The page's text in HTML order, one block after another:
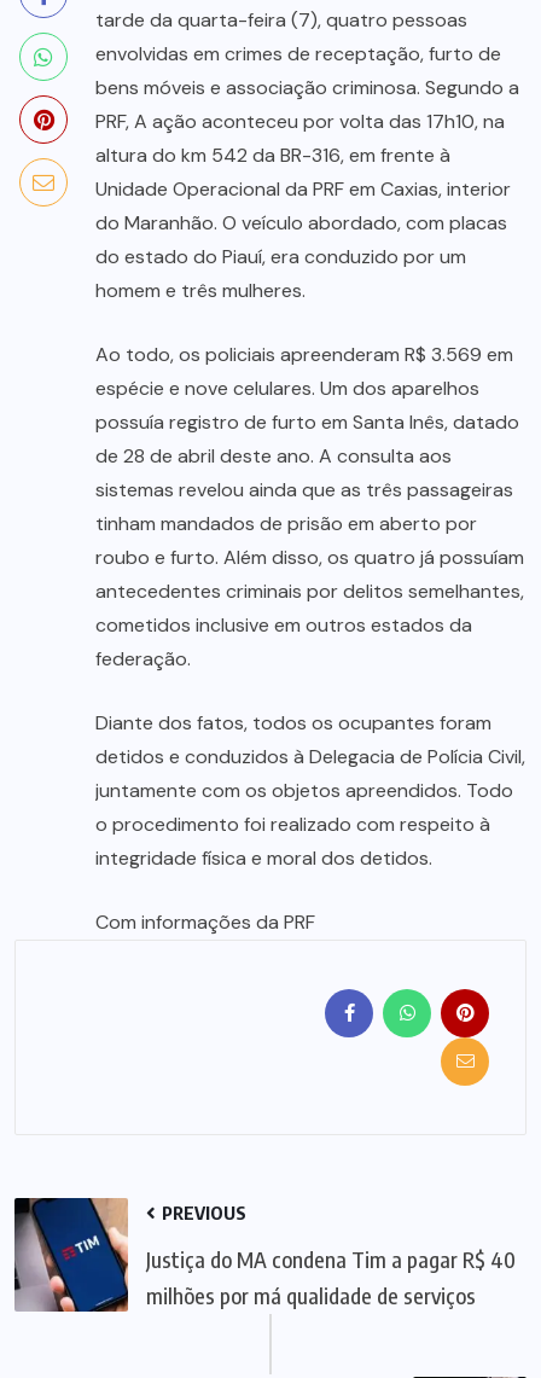
tarde da quarta-feira (7), quatro pessoas
envolvidas em crimes de receptação, furto de
bens móveis e associação criminosa. Segundo a
PRF, A ação aconteceu por volta das 17h10, na
altura do km 542 da BR-316, em frente à
Unidade Operacional da PRF em Caxias, interior
do Maranhão. O veículo abordado, com placas
do estado do Piauí, era conduzido por um
homem e três mulheres.
Ao todo, os policiais apreenderam R$ 3.569 em
espécie e nove celulares. Um dos aparelhos
possuía registro de furto em Santa Inês, datado
de 28 de abril deste ano. A consulta aos
sistemas revelou ainda que as três passageiras
tinham mandados de prisão em aberto por
roubo e furto. Além disso, os quatro já possuíam
antecedentes criminais por delitos semelhantes,
cometidos inclusive em outros estados da
federação.
Diante dos fatos, todos os ocupantes foram
detidos e conduzidos à Delegacia de Polícia Civil,
juntamente com os objetos apreendidos. Todo
o procedimento foi realizado com respeito à
integridade física e moral dos detidos.
Com informações da PRF
PREVIOUS
Justiça do MA condena Tim a pagar R$ 40
milhões por má qualidade de serviços